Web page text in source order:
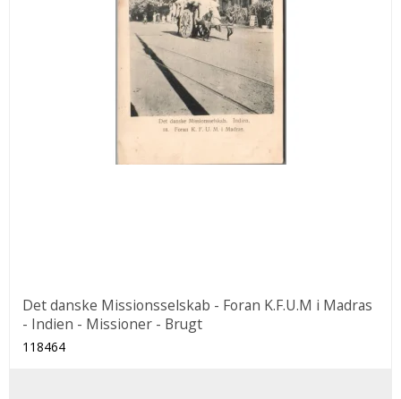
Det danske Missionsselskab - Foran K.F.U.M i Madras
- Indien - Missioner - Brugt
118464